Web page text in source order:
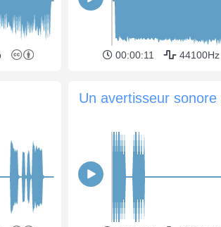
00:00:11 44100Hz
Un avertisseur